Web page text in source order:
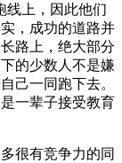
线上，因此他们
，成功的道路并
路上，绝大部分
的少数人不是嫌
己一同跑下去。
一辈子接受教育
很有竞争力的同